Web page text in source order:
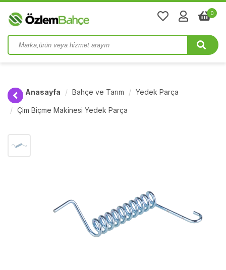
0
Anasayfa Bahçe ve Tarım Yedek Parça
Çim Biçme Makinesi Yedek Parça